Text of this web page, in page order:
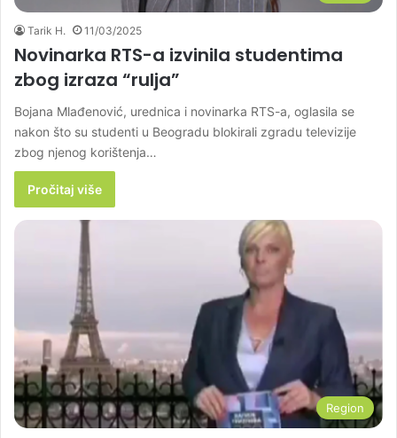
Tarik H. 11/03/2025
Novinarka RTS-a izvinila studentima
zbog izraza “rulja”
Bojana Mlađenović, urednica i novinarka RTS-a, oglasila se
nakon što su studenti u Beogradu blokirali zgradu televizije
zbog njenog korištenja…
Pročitaj više
Region